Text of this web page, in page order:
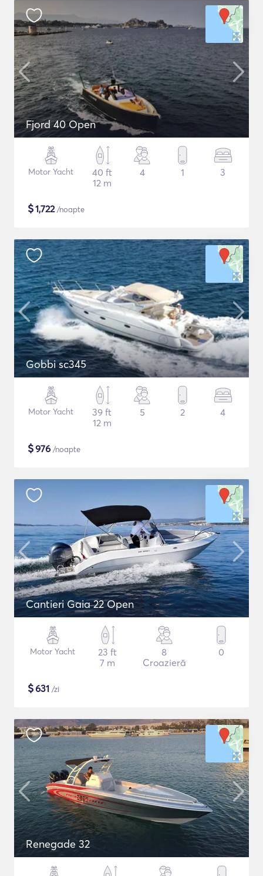
Fjord 40 Open
Motor Yacht
40 ft
12 m
4 1 3
$1,722/noapte
Gobbi sc345
Motor Yacht
39 ft
12 m
5 2 4
$976 /noapte
Cantieri Gaia 22 Open
Motor Yacht
23 ft
7 m
8
Croazieră
0
$631 /zi
Renegade 32